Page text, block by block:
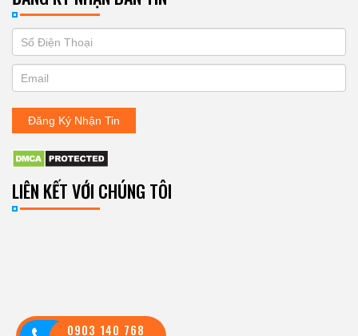
ĐĂNG
KÝ
NHẬN
BẢN
TIN
you
are
human,
leave
this
blank.
Đăng Ký Nhận Tin
LIÊN KẾT VỚI CHÚNG TÔI
0903 140 768